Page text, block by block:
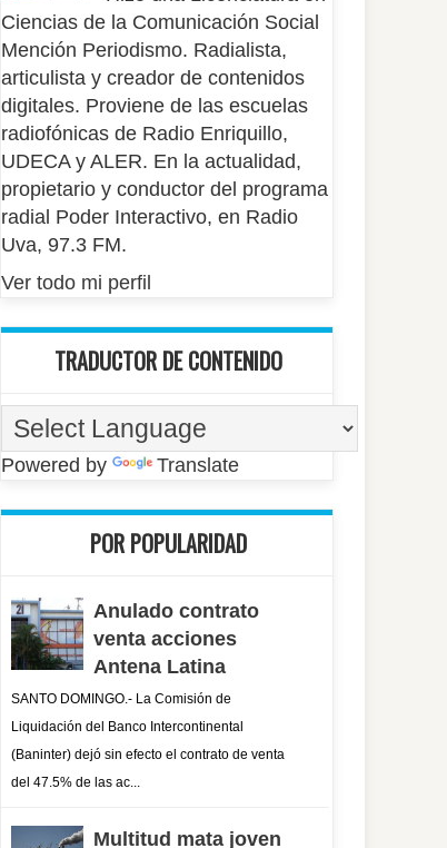
Ciencias de la Comunicación Social
Mención Periodismo. Radialista,
articulista y creador de contenidos
digitales. Proviene de las escuelas
radiofónicas de Radio Enriquillo,
UDECA y ALER. En la actualidad,
propietario y conductor del programa
radial Poder Interactivo, en Radio
Uva, 97.3 FM.
Ver todo mi perfil
TRADUCTOR DE CONTENIDO
Powered by Translate
POR POPULARIDAD
Anulado contrato
venta acciones
Antena Latina
SANTO DOMINGO.- La Comisión de
Liquidación del Banco Intercontinental
(Baninter) dejó sin efecto el contrato de venta
del 47.5% de las ac...
Multitud mata joven